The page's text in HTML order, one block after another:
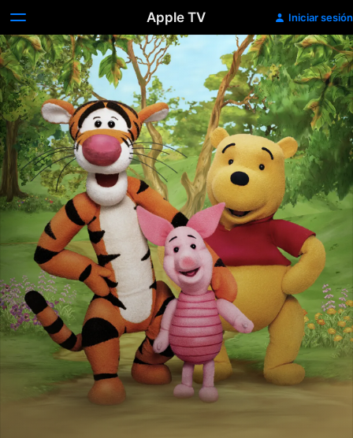
Apple TV Iniciar sesión